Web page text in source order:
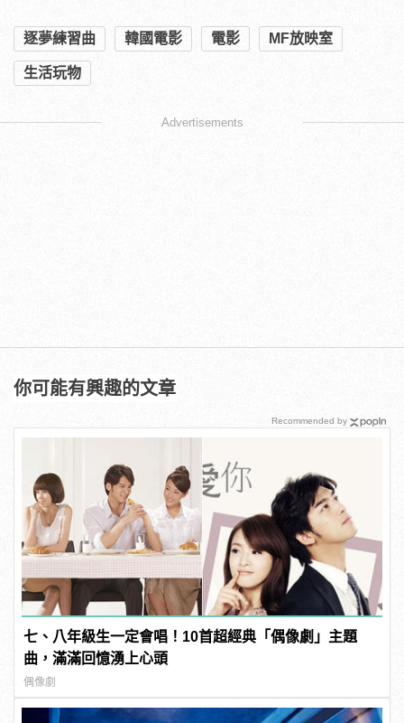
逐夢練習曲 韓國電影 電影 MF放映室
生活玩物
Advertisements
你可能有興趣的文章
七、八年級生一定會唱！10首超經典「偶像劇」主題
曲，滿滿回憶湧上心頭
偶像劇
Recommended by